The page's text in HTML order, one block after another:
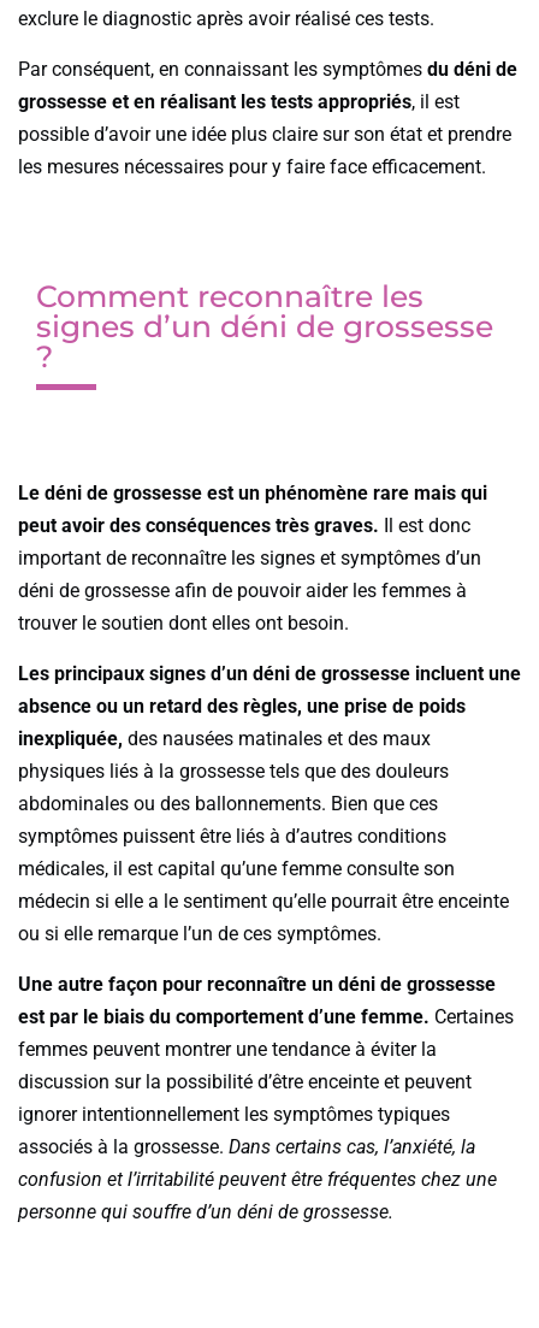
exclure le diagnostic après avoir réalisé ces tests.
Par conséquent, en connaissant les symptômes du déni de
grossesse et en réalisant les tests appropriés, il est
possible d’avoir une idée plus claire sur son état et prendre
les mesures nécessaires pour y faire face efficacement.
Comment reconnaître les
signes d’un déni de grossesse
?
Le déni de grossesse est un phénomène rare mais qui
peut avoir des conséquences très graves. Il est donc
important de reconnaître les signes et symptômes d’un
déni de grossesse afin de pouvoir aider les femmes à
trouver le soutien dont elles ont besoin.
Les principaux signes d’un déni de grossesse incluent une
absence ou un retard des règles, une prise de poids
inexpliquée, des nausées matinales et des maux
physiques liés à la grossesse tels que des douleurs
abdominales ou des ballonnements. Bien que ces
symptômes puissent être liés à d’autres conditions
médicales, il est capital qu’une femme consulte son
médecin si elle a le sentiment qu’elle pourrait être enceinte
ou si elle remarque l’un de ces symptômes.
Une autre façon pour reconnaître un déni de grossesse
est par le biais du comportement d’une femme. Certaines
femmes peuvent montrer une tendance à éviter la
discussion sur la possibilité d’être enceinte et peuvent
ignorer intentionnellement les symptômes typiques
associés à la grossesse. Dans certains cas, l’anxiété, la
confusion et l’irritabilité peuvent être fréquentes chez une
personne qui souffre d’un déni de grossesse.